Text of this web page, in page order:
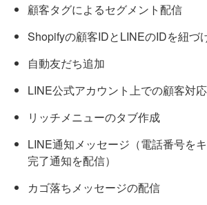
顧客タグによるセグメント配信
Shopifyの顧客IDとLINEのIDを紐づ
自動友だち追加
LINE公式アカウント上での顧客対応
リッチメニューのタブ作成
LINE通知メッセージ（電話番号を
完了通知を配信）
カゴ落ちメッセージの配信